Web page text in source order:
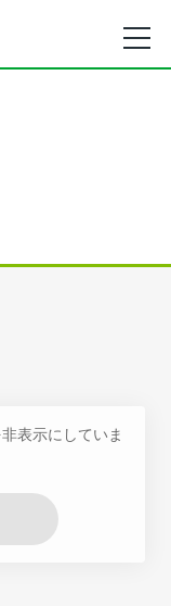
表示にしていま